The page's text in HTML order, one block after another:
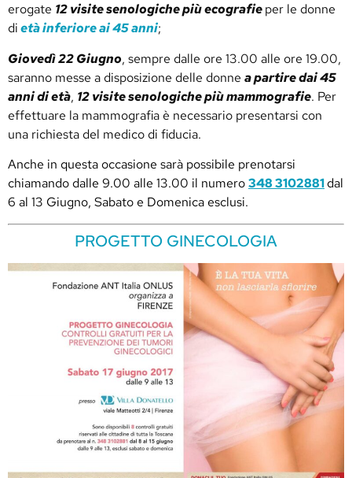
erogate 12 visite senologiche più ecografieper le donne
dietà inferiore ai 45 anni;
Giovedì 22 Giugno, sempre dalle ore 13.00 alle ore 19.00,
saranno messe a disposizione delle donne a partire dai 45
anni di età, 12 visite senologiche più mammografie. Per
effettuare la mammografia è necessario presentarsi con
una richiesta del medico di fiducia.
Anche in questa occasione sarà possibile prenotarsi
chiamando dalle 9.00 alle 13.00 il numero348 3102881dal
6 al 13 Giugno, Sabato e Domenica esclusi.
PROGETTO GINECOLOGIA